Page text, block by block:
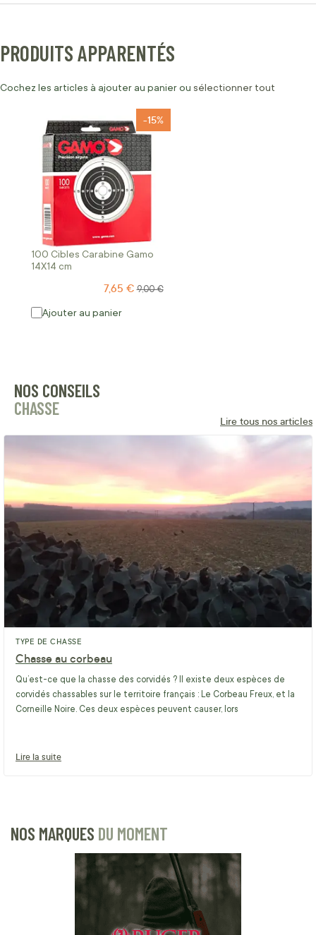
PRODUITS APPARENTÉS
Cochez les articles à ajouter au panier ou sélectionner tout
100 Cibles Carabine Gamo
14X14 cm
-15%
Prix Spécial
7,65 € Prix normal
9,00 €
Ajouter au panier
NOS CONSEILS
CHASSE
Lire tous nos articles
TYPE DE CHASSE
Chasse au corbeau
Qu’est-ce que la chasse des corvidés ? Il existe deux espèces de
corvidés chassables sur le territoire français : Le Corbeau Freux, et la
Corneille Noire. Ces deux espèces peuvent causer, lors
Lire la suite
NOS MARQUES DU MOMENT